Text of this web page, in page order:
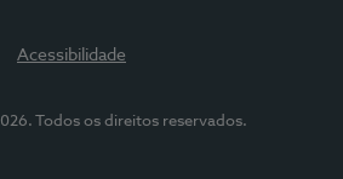
Acessibilidade
Todos os direitos reservados.